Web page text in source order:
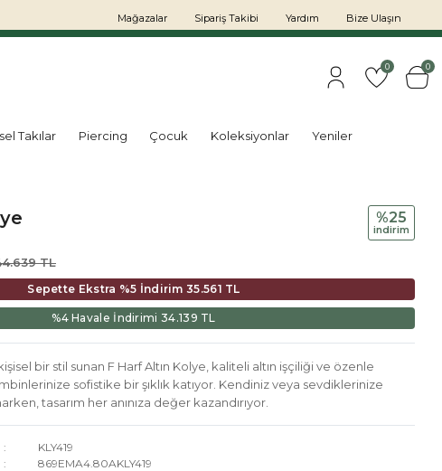
Mağazalar Sipariş Takibi Yardım Bize Ulaşın
0 0
Takılar Piercing Çocuk Koleksiyonlar Yeniler
TL
%25
i̇ndi̇ri̇m
Sepette Ekstra %5 İndirim35.561 TL
%4 Havale İndirimi 34.139 TL
bir stil sunan F Harf Altın Kolye, kaliteli altın işçiliği ve özenle
sofistike bir şıklık katıyor. Kendiniz veya sevdiklerinize
tasarım her anınıza değer kazandırıyor.
KLY419
869EMA4.80AKLY419